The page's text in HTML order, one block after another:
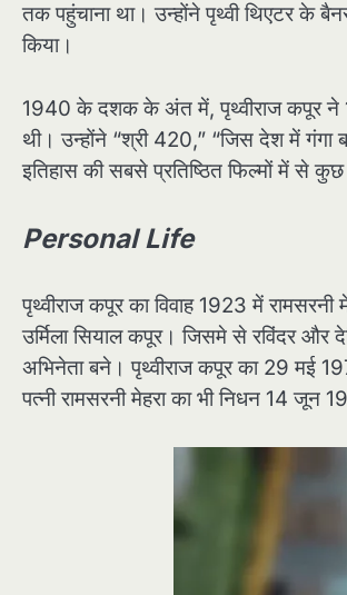
तक पहुंचाना था। उन्होंने पृथ्वी थिएटर के
किया।
1940 के दशक के अंत में, पृथ्वीराज कपूर ने
थी। उन्होंने “श्री 420,” “जिस देश में गंगा
इतिहास की सबसे प्रतिष्ठित फिल्मों में से
Personal Life
पृथ्वीराज कपूर का विवाह 1923 में
उर्मिला सियाल कपूर। जिसमे से रविंदर
अभिनेता बने। पृथ्वीराज कपूर का 29 मई
पत्नी रामसरनी मेहरा का भी निधन 14 जून